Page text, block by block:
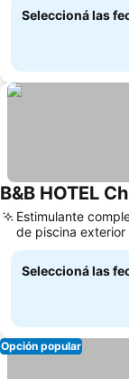
Seleccioná las
B&B HOTEL
Estimulante
de piscina exterior
Seleccioná las
Opción popular